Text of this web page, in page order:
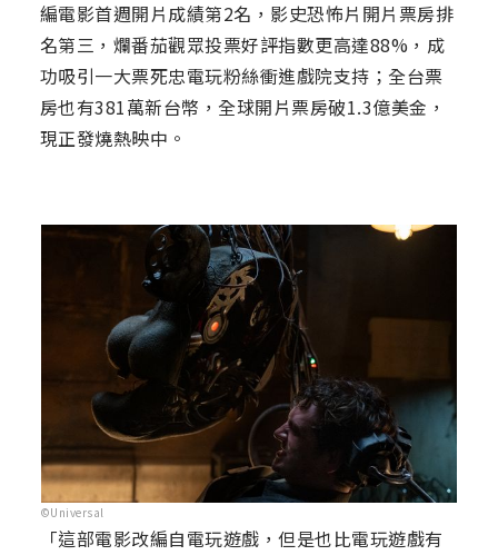
編電影首週開片成績第2名，影史恐怖片開片票房排
名第三，爛番茄觀眾投票好評指數更高達88%，成
功吸引一大票死忠電玩粉絲衝進戲院支持；全台票
房也有381萬新台幣，全球開片票房破1.3億美金，
現正發燒熱映中。
©Universal
「這部電影改編自電玩遊戲，但是也比電玩遊戲有